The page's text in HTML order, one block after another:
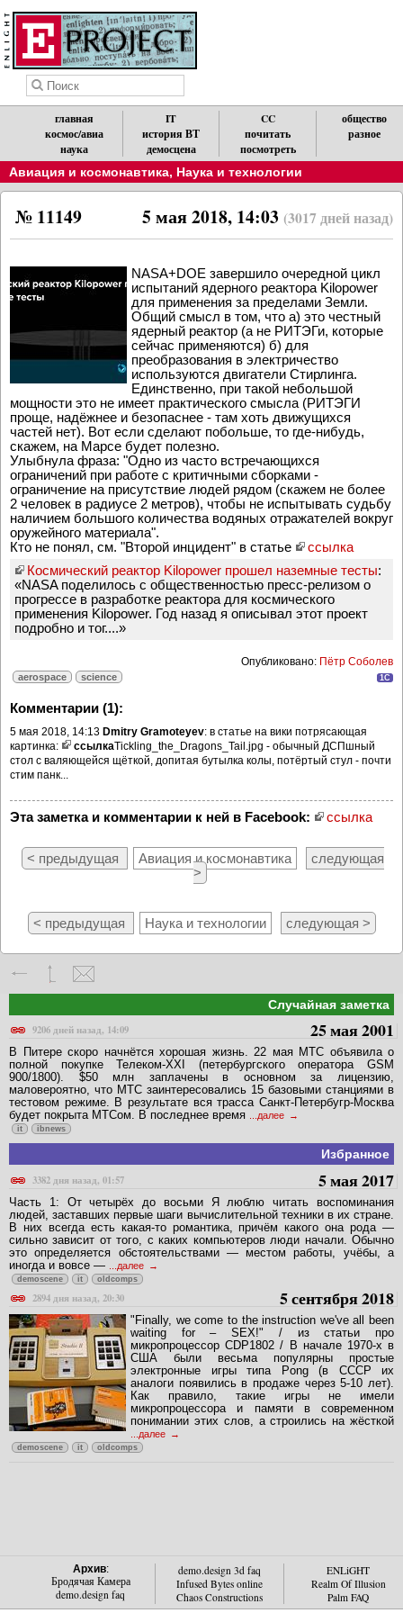
главная
космос/авиа
наука
IT
история ВТ
демосцена
CC
почитать
посмотреть
общество
разное
Авиация и космонавтика, Наука и технологии
5 мая 2018, 14:03 (3017 дней назад)
№ 11149
NASA+DOE завершило очередной цикл
испытаний ядерного реактора Kilopower
для применения за пределами Земли.
Общий смысл в том, что а) это честный
ядерный реактор (а не РИТЭГи, которые
сейчас применяются) б) для
преобразования в электричество
используются двигатели Стирлинга.
Единственно, при такой небольшой
мощности это не имеет практического смысла (РИТЭГИ
проще, надёжнее и безопаснее - там хоть движущихся
частей нет). Вот если сделают побольше, то где-нибудь,
скажем, на Марсе будет полезно.
Улыбнула фраза: "Одно из часто встречающихся
ограничений при работе с критичными сборками -
ограничение на присутствие людей рядом (скажем не более
2 человек в радиусе 2 метров), чтобы не испытывать судьбу
наличием большого количества водяных отражателей вокруг
оружейного материала".
Кто не понял, см. "Второй инцидент" в статье
ссылка
Космический реактор Kilopower прошел наземные тесты:
«NASA поделилось с общественностью пресс-релизом о
прогрессе в разработке реактора для космического
применения Kilopower. Год назад я описывал этот проект
подробно и тог....»
Опубликовано: Пётр Соболев
aerospace science 1C
Комментарии (1):
5 мая 2018, 14:13 Dmitry Gramoteyev: в статье на вики потрясающая
картинка:
ссылкаTickling_the_Dragons_Tail.jpg - обычный ДСПшный
стол с валяющейся щёткой, допитая бутылка колы, потёртый стул - почти
стим панк...
Эта заметка и комментарии к ней в Facebook: ссылка
< предыдущая Авиация и космонавтика
следующая
>
< предыдущая Наука и технологии следующая >
Случайная заметка
9206 дней назад, 14:09
25 мая 2001
В Питере скоро начнётся хорошая жизнь. 22 мая МТС объявила о
полной покупке Телеком-XXI (петербургского оператора GSM
900/1800). $50 млн заплачены в основном за лицензию,
маловероятно, что МТС заинтересовались 15 базовыми станциями в
тестовом режиме. В результате вся трасса Санкт-Петербугр-Москва
будет покрыта МТСом. В последнее время
...далее
it ibnews
Избранное
3382 дня назад, 01:57
5 мая 2017
Часть 1: От четырёх до восьми Я люблю читать воспоминания
людей, заставших первые шаги вычислительной техники в их стране.
В них всегда есть какая-то романтика, причём какого она рода —
сильно зависит от того, с каких компьютеров люди начали. Обычно
это определяется обстоятельствами — местом работы, учёбы, а
иногда и вовсе —
...далее
demoscene it oldcomps
2894 дня назад, 20:30 5 сентября 2018
"Finally, we come to the instruction we've all been
waiting for – SEX!" / из статьи про
микропроцессор CDP1802 / В начале 1970-х в
США были весьма популярны простые
электронные игры типа Pong (в СССР их
аналоги появились в продаже через 5-10 лет).
Как правило, такие игры не имели
микропроцессора и памяти в современном
понимании этих слов, а строились на жёсткой
...далее
demoscene it oldcomps
Архив:
Бродячая Камера
demo.design faq
demo.design 3d faq
Infused Bytes online
Chaos Constructions
ENLiGHT
Realm Of Illusion
Palm FAQ